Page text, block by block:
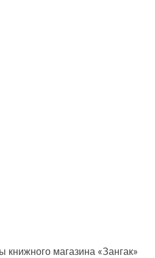
книжного магазина «Зангак»